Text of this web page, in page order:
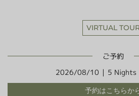
グリーンシーズン
ウィ
VIRTUAL
ご予約
2026/08/10 | 5 Nights
予約はこちらか